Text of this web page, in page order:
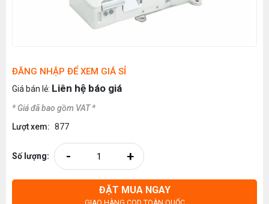
ĐĂNG NHẬP ĐỂ XEM GIÁ SỈ
Giá bán lẻ: Liên hệ báo giá
* Giá đã bao gồm VAT *
Lượt xem: 877
Số lượng: - +
ĐẶT MUA NGAY